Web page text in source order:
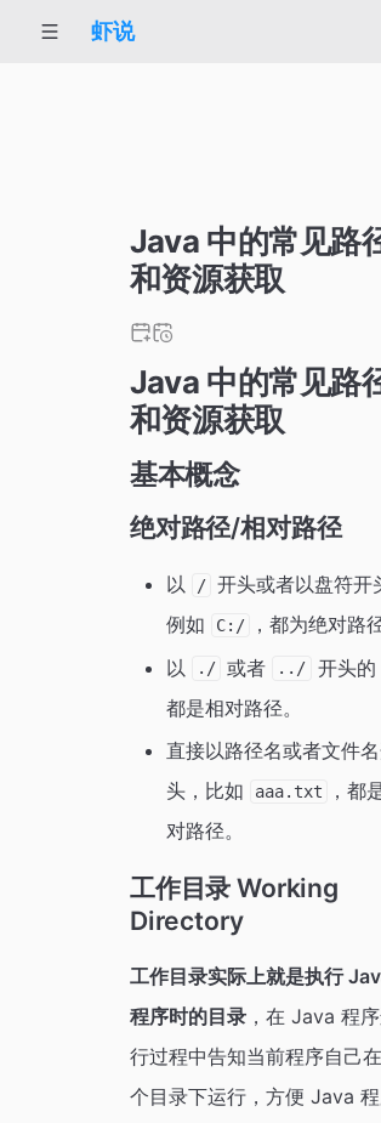
虾说
Java 中的常见路
和资源获取
Java 中的常见路
和资源获取
基本概念
绝对路径/相对路径
以 / 开头或者以盘符开
例如
C:/
，都为绝对路径
以
./ 或者 ../
开头的
都是相对路径。
直接以路径名或者文件
头，比如
aaa.txt
，都
对路径。
工作目录 Working
Directory
工作目录实际上就是执行
程序时的目录，在 Java 程
行过程中告知当前程序自己
个目录下运行，方便 Java